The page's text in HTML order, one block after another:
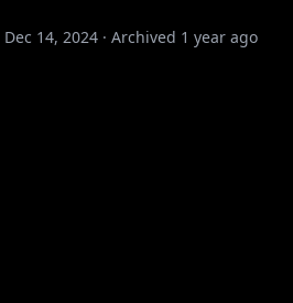
Dec 14, 2024 · Archived 1 year ago